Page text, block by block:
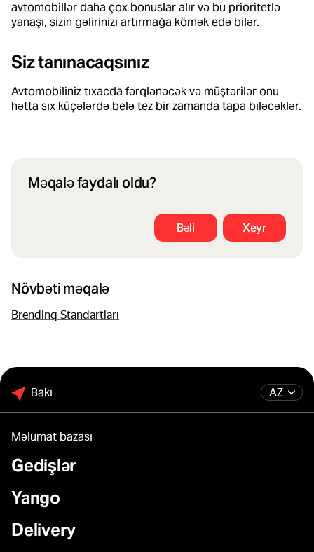
avtomobillər daha çox bonuslar alır və bu prioritetlə
yanaşı, sizin gəlirinizi artırmağa kömək edə bilər.
Siz tanınacaqsınız
Avtomobiliniz tıxacda fərqlənəcək və müştərilər onu
hətta sıx küçələrdə belə tez bir zamanda tapa biləcəklər.
Məqalə faydalı oldu?
Bəli Xeyr
Növbəti məqalə
Brendinq Standartları
AZ
Bakı
Məlumat bazası
Gedişlər
Yango
Delivery